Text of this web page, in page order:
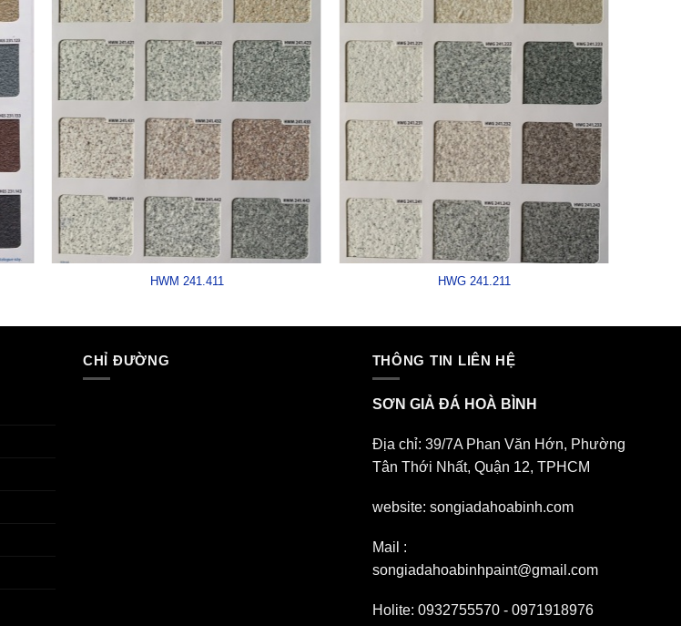
HWM 241.411 HWG 241.211
CHỈ ĐƯỜNG THÔNG TIN LIÊN HỆ
SƠN GIẢ ĐÁ HOÀ BÌNH
Địa chỉ: 39/7A Phan Văn Hớn, Phường
Tân Thới Nhất, Quận 12, TPHCM
website: songiadahoabinh.com
Mail :
songiadahoabinhpaint@gmail.com
Holite: 0932755570 - 0971918976